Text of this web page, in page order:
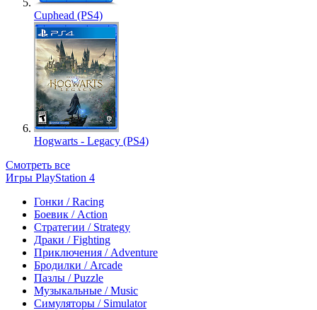
Cuphead (PS4)
Hogwarts - Legacy (PS4)
Смотреть все
Игры PlayStation 4
Гонки / Racing
Боевик / Action
Стратегии / Strategy
Драки / Fighting
Приключения / Adventure
Бродилки / Arcade
Пазлы / Puzzle
Музыкальные / Music
Симуляторы / Simulator